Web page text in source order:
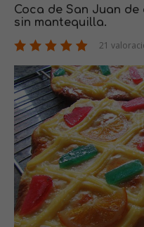
Coca de San Juan
sin mantequilla.
21